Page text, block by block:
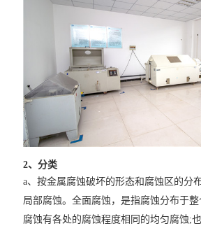
2、分类
a、按金属腐蚀破坏的形态和腐蚀区的分
局部腐蚀。全面腐蚀，是指腐蚀分布于
腐蚀有各处的腐蚀程度相同的均匀腐蚀;